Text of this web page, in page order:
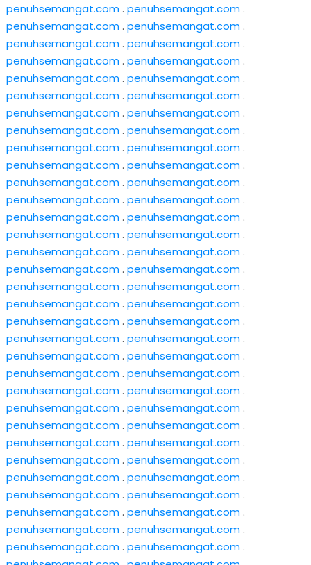
penuhsemangat.com. penuhsemangat.com.
penuhsemangat.com. penuhsemangat.com.
penuhsemangat.com. penuhsemangat.com.
penuhsemangat.com. penuhsemangat.com.
penuhsemangat.com. penuhsemangat.com.
penuhsemangat.com. penuhsemangat.com.
penuhsemangat.com. penuhsemangat.com.
penuhsemangat.com. penuhsemangat.com.
penuhsemangat.com. penuhsemangat.com.
penuhsemangat.com. penuhsemangat.com.
penuhsemangat.com. penuhsemangat.com.
penuhsemangat.com. penuhsemangat.com.
penuhsemangat.com. penuhsemangat.com.
penuhsemangat.com. penuhsemangat.com.
penuhsemangat.com. penuhsemangat.com.
penuhsemangat.com. penuhsemangat.com.
penuhsemangat.com. penuhsemangat.com.
penuhsemangat.com. penuhsemangat.com.
penuhsemangat.com. penuhsemangat.com.
penuhsemangat.com. penuhsemangat.com.
penuhsemangat.com. penuhsemangat.com.
penuhsemangat.com. penuhsemangat.com.
penuhsemangat.com. penuhsemangat.com.
penuhsemangat.com. penuhsemangat.com.
penuhsemangat.com. penuhsemangat.com.
penuhsemangat.com. penuhsemangat.com.
penuhsemangat.com. penuhsemangat.com.
penuhsemangat.com. penuhsemangat.com.
penuhsemangat.com. penuhsemangat.com.
penuhsemangat.com. penuhsemangat.com.
penuhsemangat.com. penuhsemangat.com.
penuhsemangat.com. penuhsemangat.com.